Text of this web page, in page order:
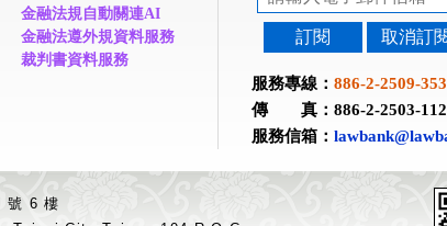
金融法規自動關連AI
金融法遵外規資料服務
裁判書資料服務
訂閱 取消訂
服務專線： 886-2-2509-
傳 真：886-2-2503-
服務信箱：
號 6 樓